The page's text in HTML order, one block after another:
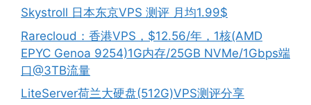
Skystroll 日本东京VPS 测评 月均1.99$
Rarecloud：香港VPS，$12.56/年，1核(AMD
EPYC Genoa 9254)1G内存/25GB NVMe/1Gbps端
口@3TB流量
LiteServer荷兰大硬盘(512G)VPS测评分享